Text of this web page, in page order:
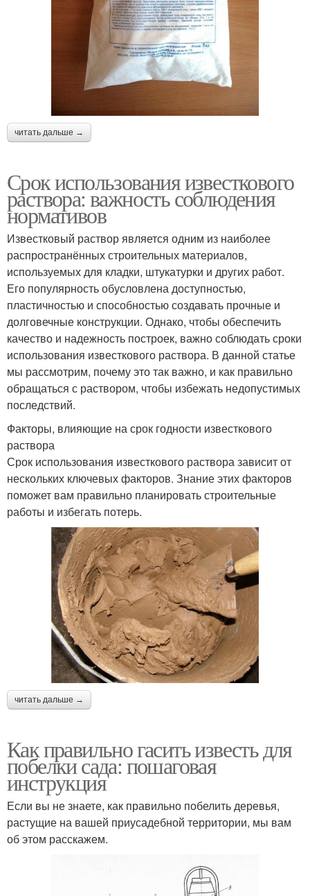
читать дальше →
Срок использования известкового
раствора: важность соблюдения
нормативов
Известковый раствор является одним из наиболее
распространённых строительных материалов,
используемых для кладки, штукатурки и других работ.
Его популярность обусловлена доступностью,
пластичностью и способностью создавать прочные и
долговечные конструкции. Однако, чтобы обеспечить
качество и надежность построек, важно соблюдать сроки
использования известкового раствора. В данной статье
мы рассмотрим, почему это так важно, и как правильно
обращаться с раствором, чтобы избежать недопустимых
последствий.
Факторы, влияющие на срок годности известкового
раствора
Срок использования известкового раствора зависит от
нескольких ключевых факторов. Знание этих факторов
поможет вам правильно планировать строительные
работы и избегать потерь.
читать дальше →
Как правильно гасить известь для
побелки сада: пошаговая
инструкция
Если вы не знаете, как правильно побелить деревья,
растущие на вашей приусадебной территории, мы вам
об этом расскажем.